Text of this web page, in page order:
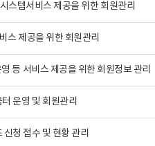
스템서비스 제공을 위한 회원관리
스 제공을 위한 회원관리
등 서비스 제공을 위한 회원정보 관리
운영 및 회원관리
신청 접수 및 현황 관리